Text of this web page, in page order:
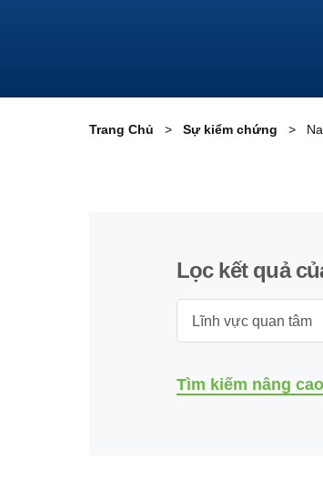
Trang Chủ Sự kiểm chứng
Lọc kết quả
Lĩnh vực quan tâm
Tìm kiếm nâng cao